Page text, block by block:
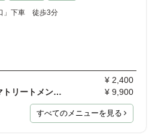
」下車 徒歩3分
¥ 2,400
【女性限定】リンパアロマトリートメント（65分）
¥ 9,900
すべてのメニューを見る